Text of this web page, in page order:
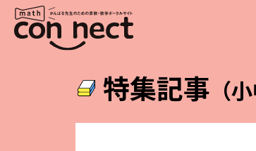
特集記事 （